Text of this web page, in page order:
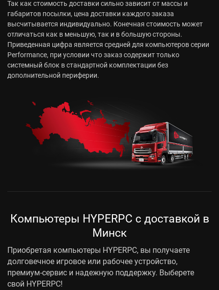
Так как стоимость доставки сильно зависит от массы и
габаритов посылки, цена доставки каждого заказа
высчитывается индивидуально. Конечная стоимость может
отличаться как в меньшую, так и в большую стороны.
Приведенная цифра является средней для компьютеров серии
Performance, при условии что заказ содержит только
системный блок в стандартной комплектации без
дополнительной периферии.
Компьютеры HYPERPC с доставкой в
Минск
Приобретая компьютеры HYPERPC, вы получаете
долговечное игровое или рабочее устройство,
премиум-сервис и надежную поддержку. Выберете
свой HYPERPC!